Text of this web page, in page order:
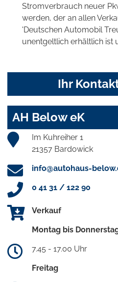
Stromverbrauch neuer
werden, der an allen
'Deutschen Automobil
unentgeltlich erhältlich ist
Ihr
AH Below eK
Im Kuhreiher 1
21357 Bardowick
info@autohaus-
0 41 31 / 122 90
Verkauf
Montag bis
7.45 - 17.00 Uhr
Freitag